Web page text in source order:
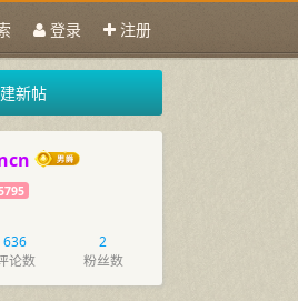
登录 注册
新帖
636
论数
2
粉丝数